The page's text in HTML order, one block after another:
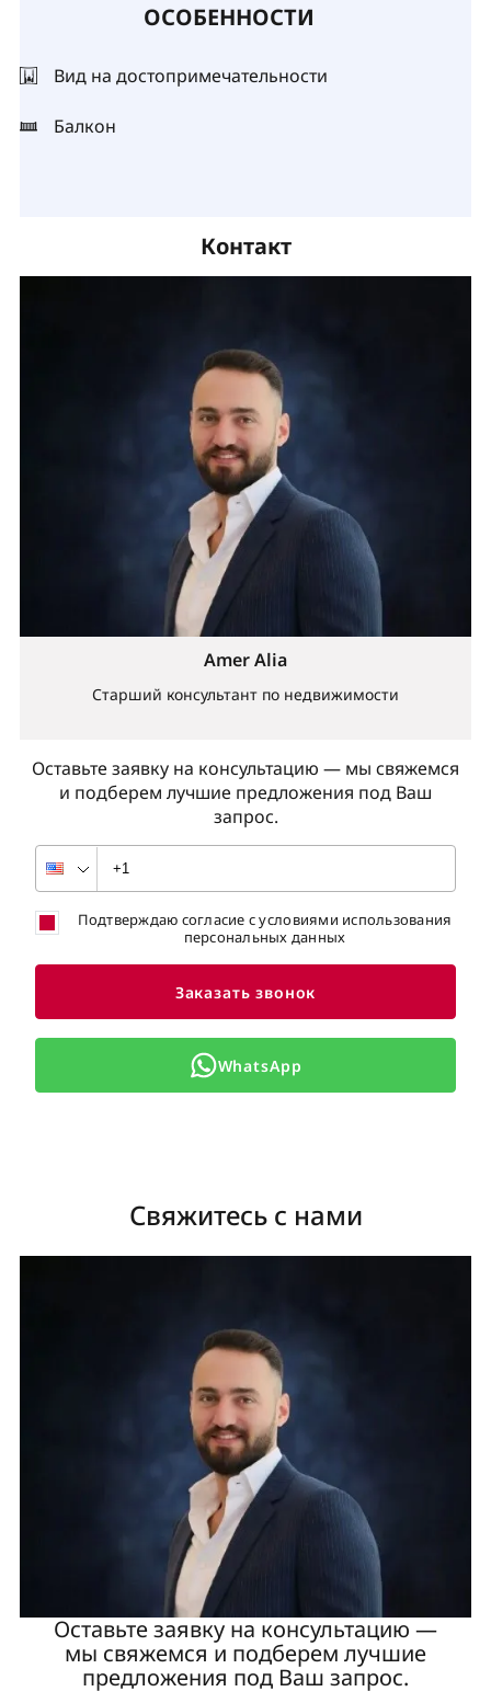
ОСОБЕННОСТИ
Вид на достопримечательности
Балкон
Контакт
Оставьте заявку на консультацию — мы свяжемся
и подберем лучшие предложения под Ваш
запрос.
Amer Alia
Старший консультант по недвижимости
Подтверждаю согласие с условиями использования
персональных данных
Заказать звонок
WhatsApp
Свяжитесь с нами
Оставьте заявку на консультацию —
мы свяжемся и подберем лучшие
предложения под Ваш запрос.